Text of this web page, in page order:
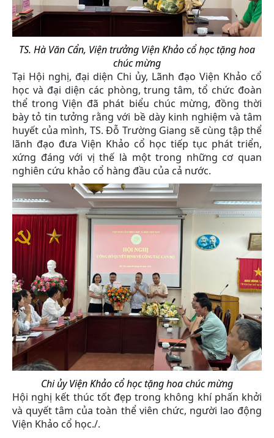
TS. Hà Văn Cẩn, Viện trưởng Viện Khảo cổ học tặng hoa
chúc mừng
Tại Hội nghị, đại diện Chi ủy, Lãnh đạo Viện Khảo cổ
học và đại diện các phòng, trung tâm, tổ chức đoàn
thể trong Viện đã phát biểu chúc mừng, đồng thời
bày tỏ tin tưởng rằng với bề dày kinh nghiệm và tâm
huyết của mình, TS. Đỗ Trường Giang sẽ cùng tập thể
lãnh đạo đưa Viện Khảo cổ học tiếp tục phát triển,
xứng đáng với vị thế là một trong những cơ quan
nghiên cứu khảo cổ hàng đầu của cả nước.
Chi ủy Viện Khảo cổ học tặng hoa chúc mừng
Hội nghị kết thúc tốt đẹp trong không khí phấn khởi
và quyết tâm của toàn thể viên chức, người lao động
Viện Khảo cổ học./.